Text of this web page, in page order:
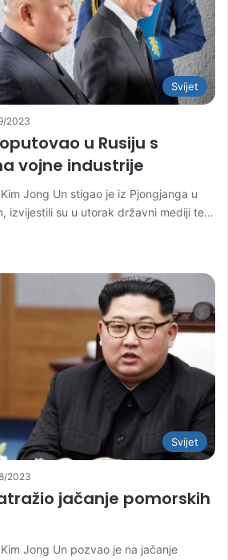
Svijet
2023
u Rusiju s
vojne industrije
Jong Un stigao je iz Pjongjanga u
izvijestili su u utorak državni mediji te…
Svijet
2023
jačanje pomorskih
Jong Un pozvao je na jačanje